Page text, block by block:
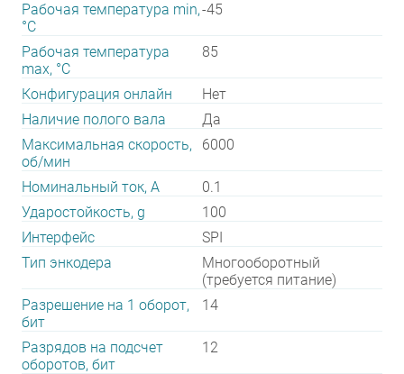
Рабочая температура min,
°С
-45
Рабочая температура
max, °С
85
Конфигурация онлайн
Нет
Наличие полого вала
Да
Максимальная скорость,
об/мин
6000
Номинальный ток, А
0.1
Ударостойкость, g
100
Интерфейс
SPI
Тип энкодера
Многооборотный
(требуется питание)
Разрешение на 1 оборот,
бит
14
Разрядов на подсчет
оборотов, бит
12